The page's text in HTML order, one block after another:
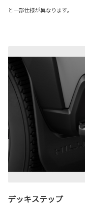
と一部仕様が異なります。
デッキステップ